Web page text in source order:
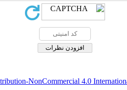
NonCommercial 4.0